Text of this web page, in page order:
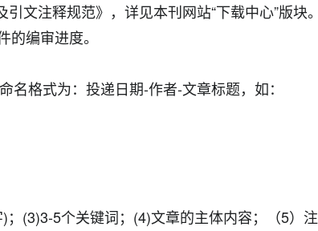
注释规范》，详见本刊网站“下载中心”版块。
编审进度。
格式为：投递日期-作者-文章标题，如：
(3)3-5个关键词；(4)文章的主体内容；（5）注